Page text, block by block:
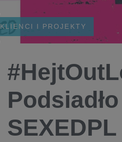
KLIENCI I PROJEKTY